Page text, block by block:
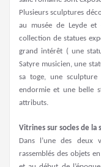
Plusieurs sculptures
au musée de Leyde
collection de statues
grand intérêt ( une
Satyre musicien, une
sa toge, une
endormie et une belle
attributs.
Vitrines sur socles de la
Dans l’une des deux
rassemblés des objets